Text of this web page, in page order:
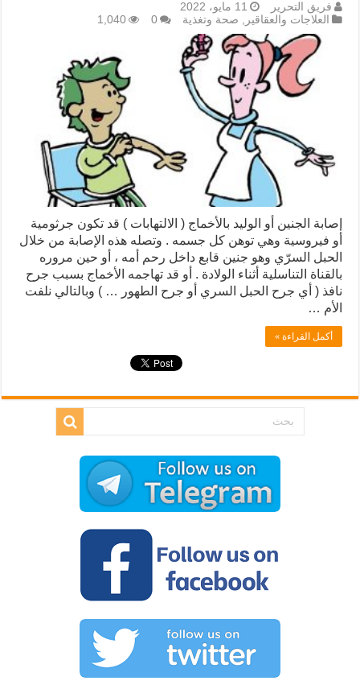
فريق التحرير
11 مايو، 2022
العلاجات والعقاقير , صحة وتغذية 0
1,040
إصابة الجنين أو الوليد بالأخماج ( الالتهابات ) قد تكون جرثومية
أو فيروسية وهي توهن كل جسمه . وتصله هذه الإصابة من خلال
الحبل السرّي وهو جنين قابع داخل رحم أمه ، أو حين مروره
بالقناة التناسلية أثناء الولادة . أو قد تهاجمه الأخماج بسبب جرح
نافذ ( أي جرح الحبل السري أو جرح الطهور … ) وبالتالي نلفت
الأم …
أكمل القراءة »